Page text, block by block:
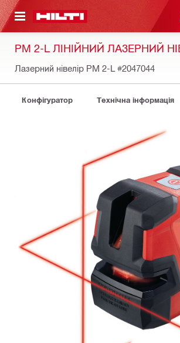
ЗМІСТУ
PM 2-L ЛІНІЙНИЙ ЛАЗЕРНИЙ
Лазерний нiвелiр PM 2-L #2047044
Конфігуратор Технічна інформація